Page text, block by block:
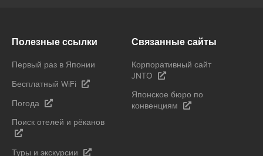
Полезные ссылки
Первый раз в Японии
Бесплатный WiFi
Погода
Поиск отелей и рёканов
Туры и экскурсии
Связанные сайты
Корпоративный сайт
JNTO
Японское бюро по
конвенциям